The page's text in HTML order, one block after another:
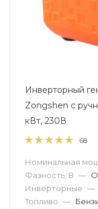
Инверторный
Zongshen с
кВт, 230В
68
Номинальная
Фазность, В —
Инверторные —
Топливо —